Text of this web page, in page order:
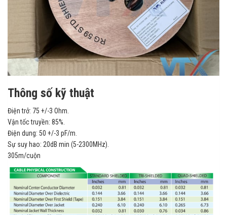
Thông số kỹ thuật
Điện trở: 75 +/-3 Ohm.
Vận tốc truyền: 85%.
Điện dung: 50 +/-3 pF/m.
Sự suy hao: 20dB min (5-2300MHz).
305m/cuộn